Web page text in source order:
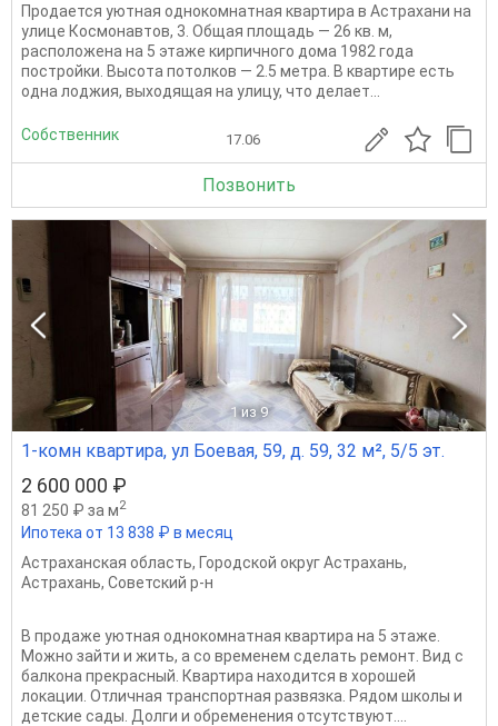
Продается уютная однокомнатная квартира в Астрахани на
улице Космонавтов, 3. Общая площадь — 26 кв. м,
расположена на 5 этаже кирпичного дома 1982 года
постройки. Высота потолков — 2.5 метра. В квартире есть
одна лоджия, выходящая на улицу, что делает...
Собственник 17.06
Позвонить
1 из 9
1-комн квартира, ул Боевая, 59, д. 59, 32 м², 5/5 эт.
2 600 000 ₽
81 250 ₽ за м2
Ипотека от 13 838 ₽ в месяц
Астраханская область, Городской округ Астрахань,
Астрахань, Советский р-н
В продаже уютная однокомнатная квартира на 5 этаже.
Можно зайти и жить, а со временем сделать ремонт. Вид с
балкона прекрасный. Квартира находится в хорошей
локации. Отличная транспортная развязка. Рядом школы и
детские сады. Долги и обременения отсутствуют....